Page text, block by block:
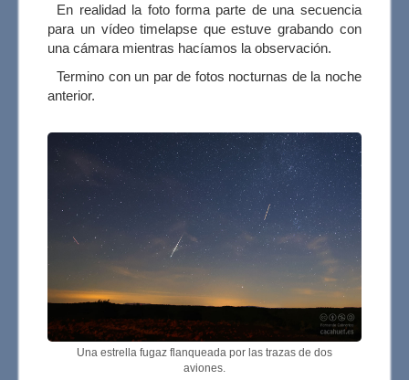
En realidad la foto forma parte de una secuencia
para un vídeo timelapse que estuve grabando con
una cámara mientras hacíamos la observación.
Termino con un par de fotos nocturnas de la noche
anterior.
Una estrella fugaz flanqueada por las trazas de dos
aviones.